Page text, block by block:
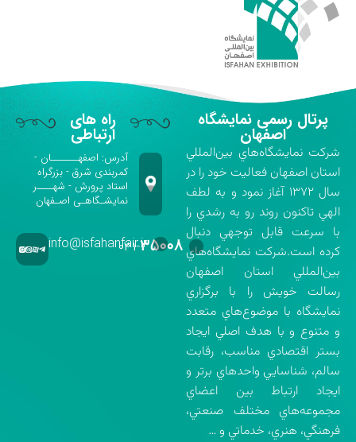
پرتال رسمی نمایشگاه
اصفهان
شركت نمايشگاه‌هاي بين‌المللي
استان اصفهان فعاليت خود را در
سال ۱۳۷۲ آغاز نمود و به لطف
الهي تاكنون روند رو به رشدي را
با سرعت قابل توجهي دنبال
كرده است.شركت نمايشگاه‌هاي
بين‌المللي استان اصفهان
رسالت خويش را با برگزاري
نمايشگاه با موضوع‌هاي متعدد
و متنوع و با هدف اصلي ايجاد
بستر اقتصادي مناسب، رقابت
سالم، شناسايي واحدهاي برتر و
ايجاد ارتباط بين اعضاي
مجموعه‌هاي مختلف صنعتي،
فرهنگي، هنري، خدماتي و …
راه های
ارتباطی
آدرس: اصفهـــــــان -
کمربندی شرق - بزرگراه
استاد پرورش - شهــــر
نمایشـگاهـی اصـفهان
۰۳۱-۳۵۰۰۸info@isfahanfair.ir